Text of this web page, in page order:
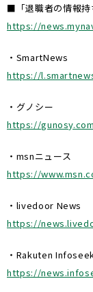
■「退職者の情報持
https://
・SmartNews
https://
・グノシー
https://
・msnニュース
https://
・livedoor News
https://
・Rakuten
https://